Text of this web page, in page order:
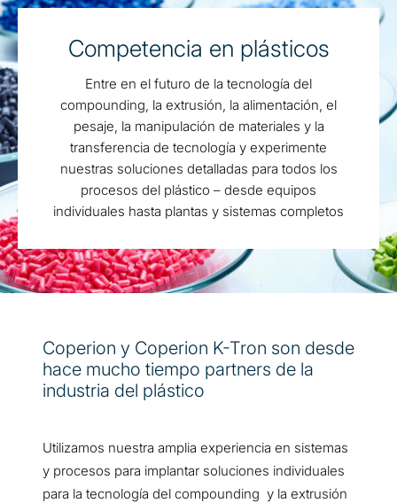
Competencia en plásticos
Entre en el futuro de la tecnología del
compounding, la extrusión, la alimentación, el
pesaje, la manipulación de materiales y la
transferencia de tecnología y experimente
nuestras soluciones detalladas para todos los
procesos del plástico – desde equipos
individuales hasta plantas y sistemas completos
Coperion y Coperion K-Tron son desde
hace mucho tiempo partners de la
industria del plástico
Utilizamos nuestra amplia experiencia en sistemas
y procesos para implantar soluciones individuales
para la tecnología del compounding y la extrusión